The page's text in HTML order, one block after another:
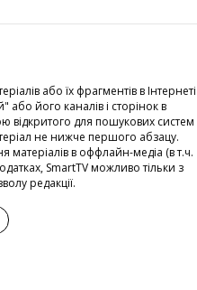
або їх фрагментів в Інтернеті
його каналів і сторінок в
для пошукових систем
не нижче першого абзацу.
матеріалів в оффлайн-медіа (в т.ч.
SmartTV можливо тільки з
редакції.